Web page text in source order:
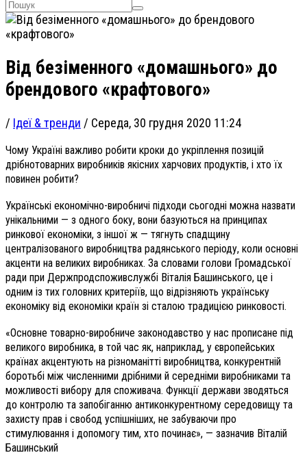
Від безіменного «домашнього» до
брендового «крафтового»
/ Ідеї & тренди / Середа, 30 грудня 2020 11:24
Чому Україні важливо робити кроки до укріплення позицій
дрібнотоварних виробників якісних харчових продуктів, і хто їх
повинен робити?
Українські економічно-виробничі підходи сьогодні можна назвати
унікальними — з одного боку, вони базуються на принципах
ринкової економіки, з іншої ж — тягнуть спадщину
централізованого виробництва радянського періоду, коли основні
акценти на великих виробниках. За словами голови Громадської
ради при Держпродспоживслужбі Віталія Башинського, це і
одним із тих головних критеріїв, що відрізняють українську
економіку від економіки країн зі сталою традицією ринковості.
«Основне товарно-виробниче законодавство у нас прописане під
великого виробника, в той час як, наприклад, у європейських
країнах акцентують на різноманітті виробництва, конкурентній
боротьбі між численними дрібними й середніми виробниками та
можливості вибору для споживача. Функції держави зводяться
до контролю та запобіганню антиконкурентному середовищу та
захисту прав і свобод успішніших, не забуваючи про
стимулювання і допомогу тим, хто починає», — зазначив Віталій
Башинський